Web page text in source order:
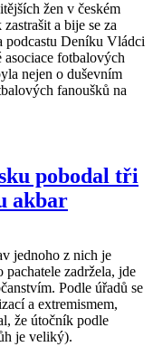
žen v českém
a bije se za
podcastu Deníku Vládci
fotbalových
nejen o duševním
fanoušků na
pobodal tři
akbar
jednoho z nich je
zadržela, jde
Podle úřadů se
a extremismem,
že útočník podle
je veliký).